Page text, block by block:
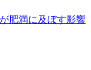
肥満に及ぼす影響